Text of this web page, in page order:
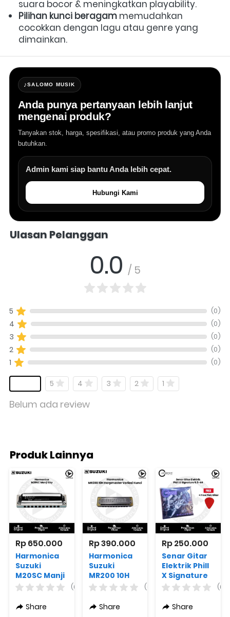
suara bocor & meningkatkan playability.
Pilihan kunci beragam memudahkan
cocokkan dengan lagu atau genre yang
dimainkan.
♪SALOMO MUSIK
Anda punya pertanyaan lebih lanjut
mengenai produk?
Tanyakan stok, harga, spesifikasi, atau promo produk yang Anda
butuhkan.
Admin kami siap bantu Anda lebih cepat.
Hubungi Kami
Ulasan Pelanggan
0.0 / 5
5 (0)
4 (0)
3 (0)
2 (0)
1 (0)
5 4 3 2 1
Belum ada review
Produk Lainnya
Rp 650.000
Harmonica
Suzuki
M20SC Manji
Sky
(0)
Share
Rp 390.000
Harmonica
Suzuki
MR200 10H
Harpmaster
(0)
Share
Rp 250.000
Senar Gitar
Elektrik Phill
X Signature
9.5-44 + Free
(0)
Share